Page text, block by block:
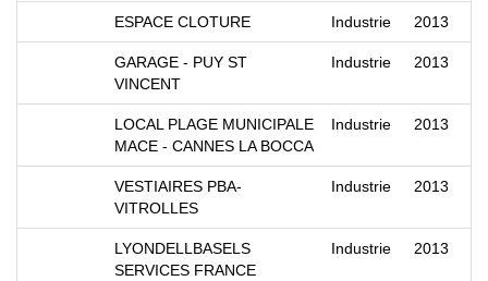
ESPACE CLOTURE Industrie 2013
GARAGE - PUY ST
VINCENT
Industrie 2013
LOCAL PLAGE MUNICIPALE
MACE - CANNES LA BOCCA
Industrie 2013
VESTIAIRES PBA-
VITROLLES
Industrie 2013
LYONDELLBASELS
SERVICES FRANCE
Industrie 2013